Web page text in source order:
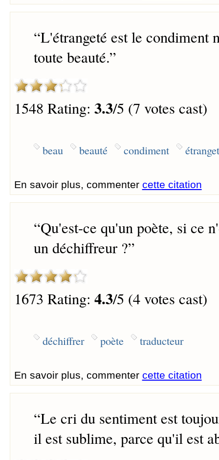
“L'étrangeté est le condiment
toute beauté.”
1548 Rating: 3.3/5 (7 votes cast)
beau beauté condiment
En savoir plus, commenter cette citation
“Qu'est-ce qu'un poète, si ce
un déchiffreur ?”
1673 Rating: 4.3/5 (4 votes cast)
déchiffrer poète traducteur
En savoir plus, commenter cette citation
“Le cri du sentiment est
il est sublime, parce qu'il est